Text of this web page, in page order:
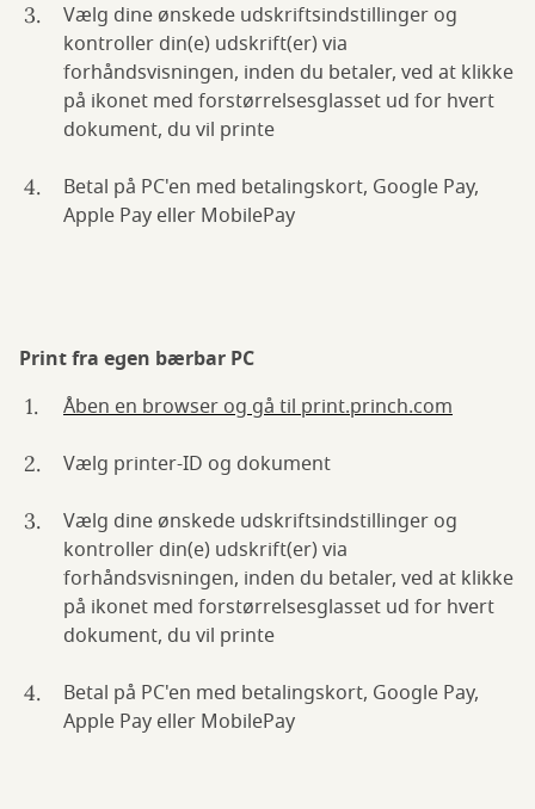
Vælg dine ønskede udskriftsindstillinger og
kontroller din(e) udskrift(er) via
forhåndsvisningen, inden du betaler, ved at klikke
på ikonet med forstørrelsesglasset ud for hvert
dokument, du vil printe
Betal på PC'en med betalingskort, Google Pay,
Apple Pay eller MobilePay
Print fra egen bærbar PC
Åben en browser og gå til print.princh.com
Vælg printer-ID og dokument
Vælg dine ønskede udskriftsindstillinger og
kontroller din(e) udskrift(er) via
forhåndsvisningen, inden du betaler, ved at klikke
på ikonet med forstørrelsesglasset ud for hvert
dokument, du vil printe
Betal på PC'en med betalingskort, Google Pay,
Apple Pay eller MobilePay